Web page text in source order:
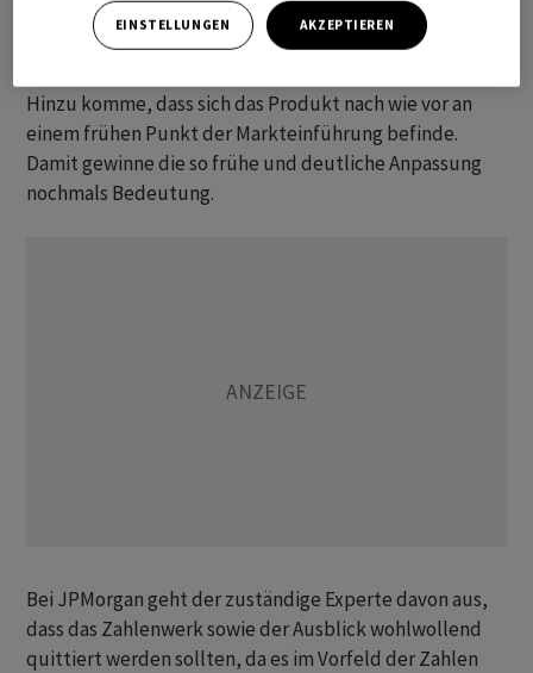
Nemluvio hervor. Diesen hat Galderma auf mehr als 4
Milliarden US-Dollar verdoppelt. Das sei mehr als die 3
Hinzu komme, dass sich das Produkt nach wie vor an
einem frühen Punkt der Markteinführung befinde.
Damit gewinne die so frühe und deutliche Anpassung
nochmals Bedeutung.
Bei JPMorgan geht der zuständige Experte davon aus,
dass das Zahlenwerk sowie der Ausblick wohlwollend
quittiert werden sollten, da es im Vorfeld der Zahlen
EINSTELLUNGEN AKZEPTIEREN